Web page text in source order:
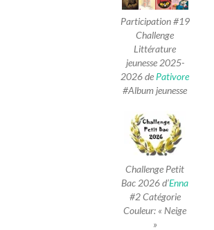
Participation #19
Challenge
Littérature
jeunesse 2025-
2026 de Pativore
#Album jeunesse
Challenge Petit
Bac 2026 d’Enna
#2 Catégorie
Couleur: « Neige
»